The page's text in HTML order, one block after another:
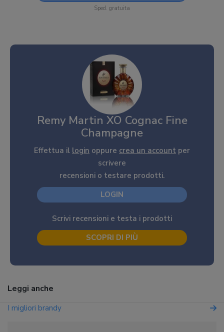
Sped. gratuita
Remy Martin XO Cognac Fine
Champagne
Effettua il login oppure crea un account per
scrivere
recensioni o testare prodotti.
LOGIN
Scrivi recensioni e testa i prodotti
SCOPRI DI PIÙ
Leggi anche
I migliori brandy